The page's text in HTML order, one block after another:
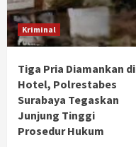
Kriminal
Tiga Pria Diamankan di
Hotel, Polrestabes
Surabaya Tegaskan
Junjung Tinggi
Prosedur Hukum